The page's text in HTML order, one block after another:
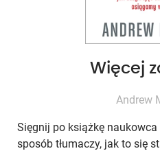
Więcej
Andrew
Sięgnij po książkę
sposób tłumaczy, jak to się